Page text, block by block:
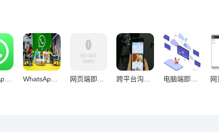
WhatsApp网页版为何成为用户长期沟通新宠？